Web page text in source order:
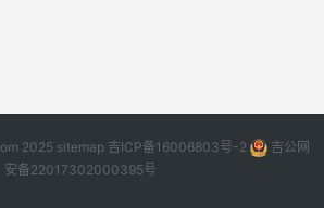
2025 sitemap 吉ICP备16006803号-2
吉公网
安备22017302000395号